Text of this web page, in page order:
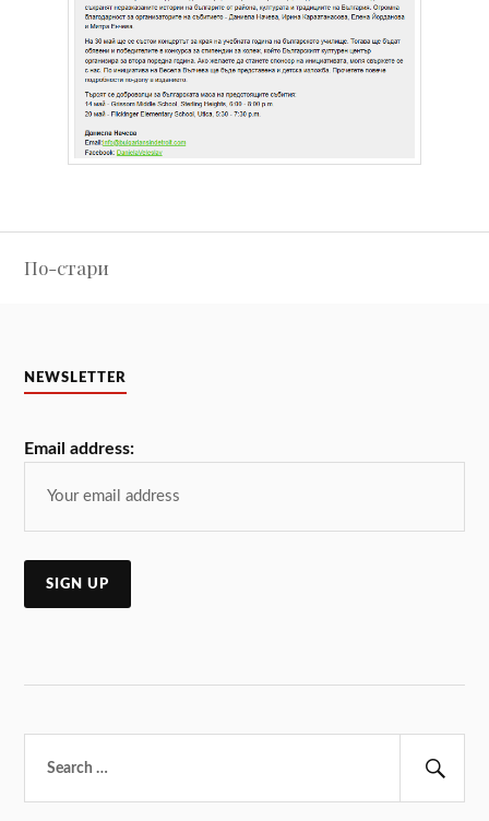
По-стари
NEWSLETTER
Email address: